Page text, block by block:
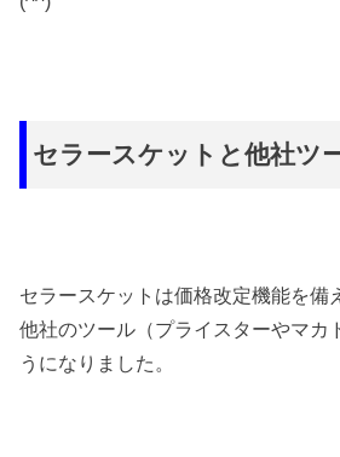
セラースケットと他社ツ
セラースケットは価格改定機能を備
他社のツール（プライスターやマカ
うになりました。